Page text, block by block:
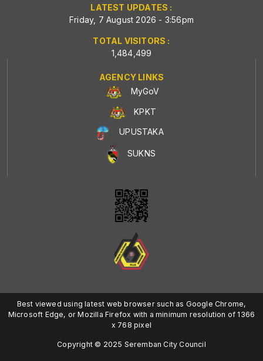
LATEST UPDATES :
Friday, 7 August 2026 - 3:56pm
TOTAL VISITORS :
1,484,499
AGENCY LINKS
MyGoV
KPKT
UPUSTAKA
SUKNS
Best viewed using latest web browser such as Google Chrome,
Microsoft Edge, or Mozilla Firefox with a minimum resolution of 1366
x 768 pixel
Copyright © 2025 Seremban City Council